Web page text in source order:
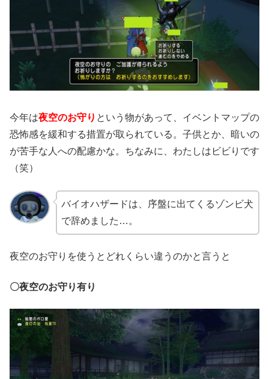
今年は夜空のお守り という物があって、イベントマップの
恐怖感を緩和する措置が取られている。子供とか、暗いの
が苦手な人への配慮かな。ちなみに、わたしはビビりです
（笑）
バイオハザードは、序盤に出てくるゾンビ犬
で辞めました…。
夜空のお守りを使うとどれくらい違うのかと言うと
〇夜空のお守り有り